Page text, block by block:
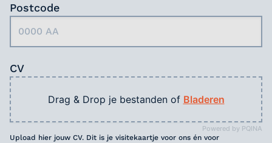
Postcode
CV
Powered by PQINA
Drag & Drop je bestanden of Bladeren
Upload hier jouw CV. Dit is je visitekaartje voor ons én voor